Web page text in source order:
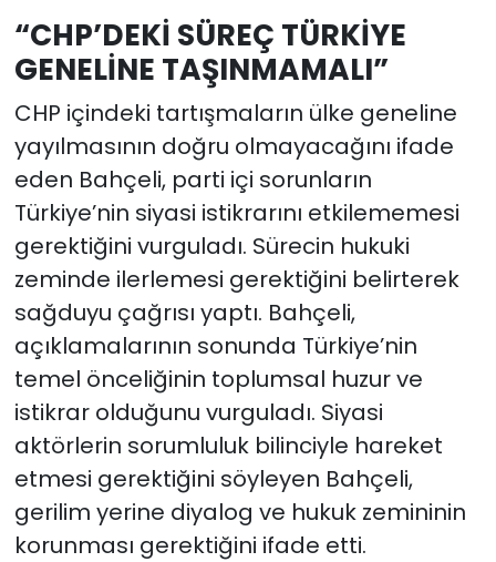
“CHP’DEKİ SÜREÇ TÜRKİYE
GENELİNE TAŞINMAMALI”
CHP içindeki tartışmaların ülke geneline
yayılmasının doğru olmayacağını ifade
eden Bahçeli, parti içi sorunların
Türkiye’nin siyasi istikrarını etkilememesi
gerektiğini vurguladı. Sürecin hukuki
zeminde ilerlemesi gerektiğini belirterek
sağduyu çağrısı yaptı. Bahçeli,
açıklamalarının sonunda Türkiye’nin
temel önceliğinin toplumsal huzur ve
istikrar olduğunu vurguladı. Siyasi
aktörlerin sorumluluk bilinciyle hareket
etmesi gerektiğini söyleyen Bahçeli,
gerilim yerine diyalog ve hukuk zemininin
korunması gerektiğini ifade etti.